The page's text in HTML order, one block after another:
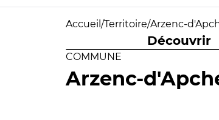
Accueil /Territoire/Arzenc-
Découvrir
COMMUNE
Arzenc-